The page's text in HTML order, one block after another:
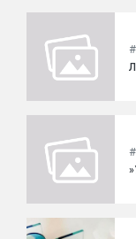
#
#